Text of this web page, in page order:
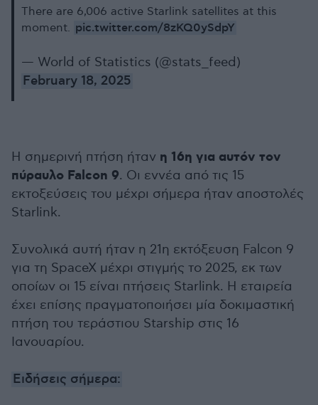
There are 6,006 active Starlink satellites at this
moment. pic.twitter.com/8zKQ0ySdpY
— World of Statistics (@stats_feed)
February 18, 2025
Η σημερινή πτήση ήταν η 16η για αυτόν τον
πύραυλο Falcon 9. Οι εννέα από τις 15
εκτοξεύσεις του μέχρι σήμερα ήταν αποστολές
Starlink.
Συνολικά αυτή ήταν η 21η εκτόξευση Falcon 9
για τη SpaceX μέχρι στιγμής το 2025, εκ των
οποίων οι 15 είναι πτήσεις Starlink. Η εταιρεία
έχει επίσης πραγματοποιήσει μία δοκιμαστική
πτήση του τεράστιου Starship στις 16
Ιανουαρίου.
Ειδήσεις σήμερα: